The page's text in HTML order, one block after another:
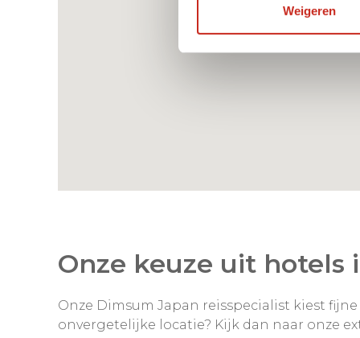
Weigeren
Onze keuze uit hotels
Onze Dimsum Japan reisspecialist kiest
onvergetelijke locatie? Kijk dan naar onze